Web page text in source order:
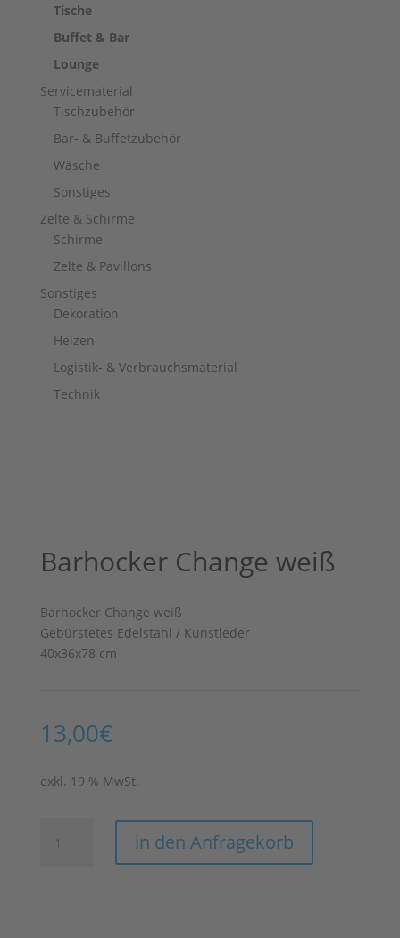
Tische
Buffet & Bar
Lounge
Servicematerial
Tischzubehör
Bar- & Buffetzubehör
Wäsche
Sonstiges
Zelte & Schirme
Schirme
Zelte & Pavillons
Sonstiges
Dekoration
Heizen
Logistik- & Verbrauchsmaterial
Technik
Barhocker Change weiß
Barhocker Change weiß
Gebürstetes Edelstahl / Kunstleder
40x36x78 cm
13,00€
exkl. 19 % MwSt.
in den Anfragekorb